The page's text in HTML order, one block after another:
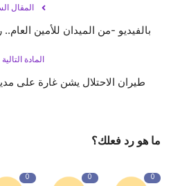
المقال
بالفيديو -من الميدان للأمين
المادة التالية
طيران الاحتلال يشن غارة على
ما هو رد فعلك؟
0
0
0